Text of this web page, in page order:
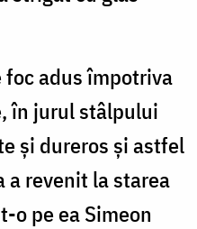
foc adus împotriva
în jurul stâlpului
și dureros și astfel
a revenit la starea
o pe ea Simeon